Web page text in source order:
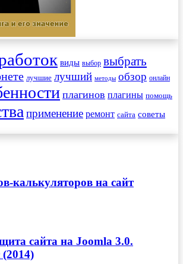
виды выбор выбрать
лучшие лучший методы обзор онлайн
плагинов плагины помощь
применение ремонт сайта советы
калькуляторов на сайт
сайта на Joomla 3.0.